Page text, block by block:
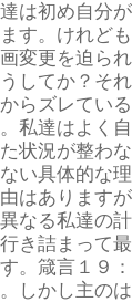
は初め自分
す。けれど
変更を迫ら
してか？そ
らズレてい
私達はよく
状況が整わ
い具体的な
はあります
なる私達の
き詰まって
。箴言１９
しかし主の